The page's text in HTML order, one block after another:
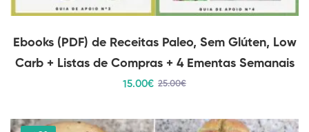
Ebooks (PDF) de Receitas Paleo, Sem Glúten, Low
Carb + Listas de Compras + 4 Ementas Semanais
15.00€ 25.00€